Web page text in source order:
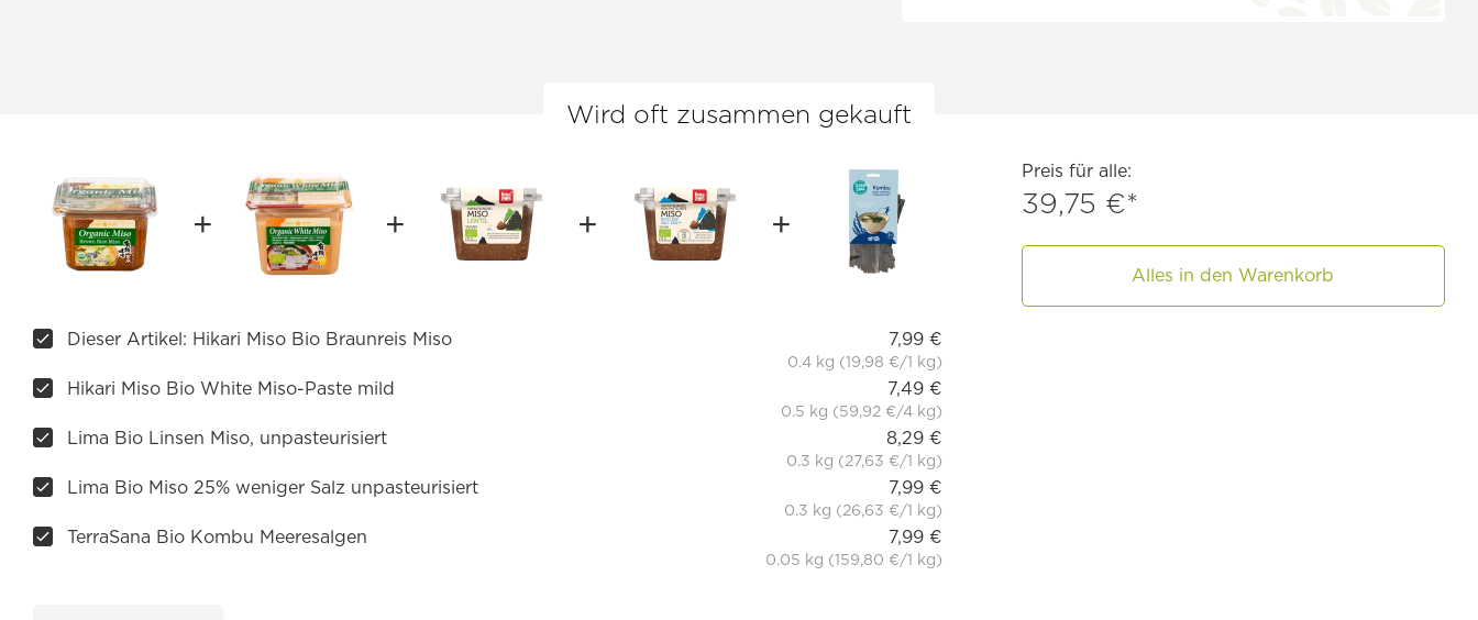
Wird oft zusammen gekauft
Preis für alle:
39,75 €*
Alles in den Warenkorb
Dieser Artikel: Hikari Miso Bio Braunreis Miso 7,99 €
0.4 kg (19,98 €/1 kg)
Hikari Miso Bio White Miso-Paste mild 7,49 €
0.5 kg (59,92 €/4 kg)
Lima Bio Linsen Miso, unpasteurisiert 8,29 €
0.3 kg (27,63 €/1 kg)
Lima Bio Miso 25% weniger Salz unpasteurisiert 7,99 €
0.3 kg (26,63 €/1 kg)
TerraSana Bio Kombu Meeresalgen 7,99 €
0.05 kg (159,80 €/1 kg)